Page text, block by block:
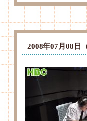
2008年07月08